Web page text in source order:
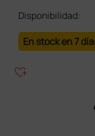
Disponibilidad:
En stock en 7
heart_plus